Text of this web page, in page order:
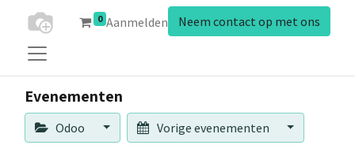
0 Aanmelden Neem contact op met ons
Evenementen
Odoo Vorige evenementen